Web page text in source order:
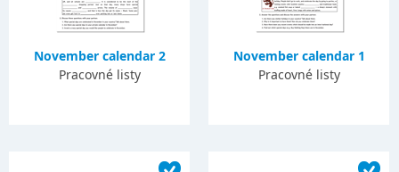
November calendar 2
Pracovné listy
November calendar 1
Pracovné listy